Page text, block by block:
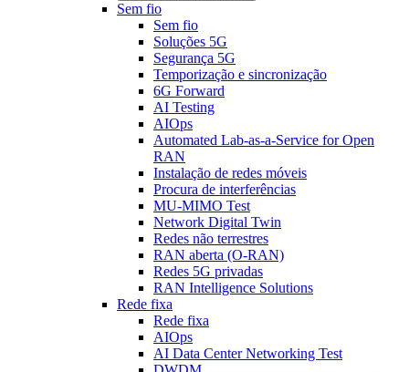
Sem fio
Sem fio
Soluções 5G
Segurança 5G
Temporização e sincronização
6G Forward
AI Testing
AIOps
Automated Lab-as-a-Service for Open
RAN
Instalação de redes móveis
Procura de interferências
MU-MIMO Test
Network Digital Twin
Redes não terrestres
RAN aberta (O-RAN)
Redes 5G privadas
RAN Intelligence Solutions
Rede fixa
Rede fixa
AIOps
AI Data Center Networking Test